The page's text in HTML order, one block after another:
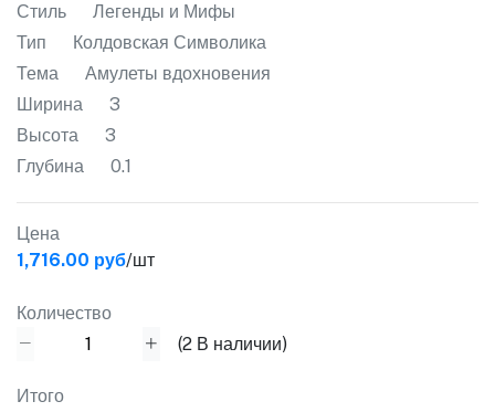
Стиль
Легенды и Мифы
Тип
Колдовская Символика
Тема
Амулеты вдохновения
Ширина
3
Высота
3
Глубина
0.1
Цена
1,716.00 руб/шт
Количество
(2 В наличии)
Итого